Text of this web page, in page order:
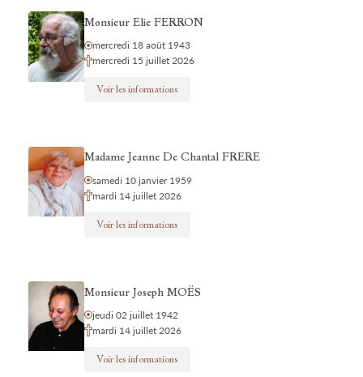
Monsieur Elie FERRON
mercredi 18 août 1943
mercredi 15 juillet 2026
Voir les informations
Madame Jeanne De Chantal FRERE
samedi 10 janvier 1959
mardi 14 juillet 2026
Voir les informations
Monsieur Joseph MOËS
jeudi 02 juillet 1942
mardi 14 juillet 2026
Voir les informations